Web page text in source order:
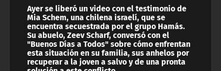
Ayer se liberó un video con el testimonio de
Mia Schem, una chilena israelí, que se
encuentra secuestrada por el grupo Hamás.
Su abuelo, Zeev Scharf, conversó con el
"Buenos Días a Todos" sobre cómo enfrentan
esta situación en su familia, sus anhelos por
recuperar a la joven a salvo y de una pronta